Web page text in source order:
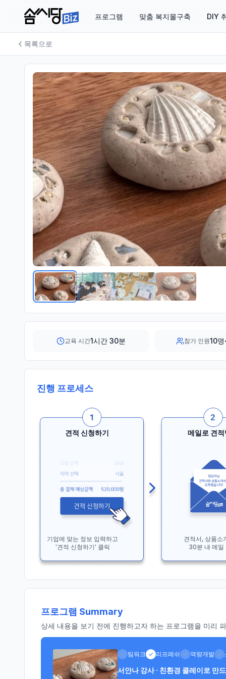
프로그램 맞춤 복지몰구축 DIY
목록으로
교육 시간1시간 30분 참가 인원10
진행 프로세스
견적 신청하기
기업에 맞는 정보 입력하고
'견적 신청하기' 클릭
메일로 견
견적서, 상품소
30분 내 메일
프로그램 Summary
상세 내용을 보기 전에 진행하고자 하는 프로그램을 미리
팀워크 리프레쉬 역량개발
서안나 강사 · 친환경 클레이로 만